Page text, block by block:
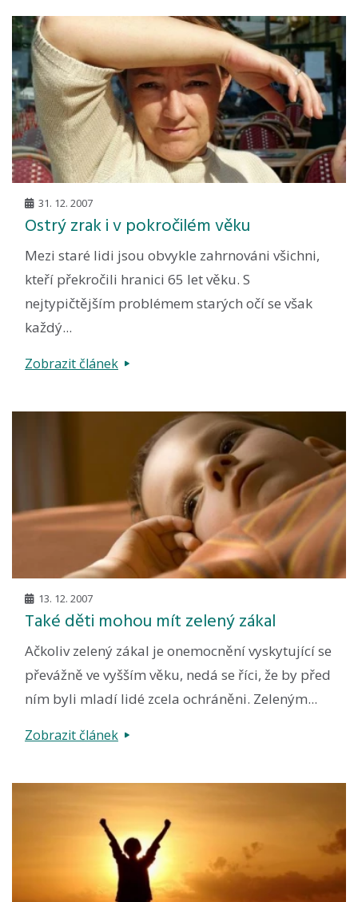
31. 12. 2007
Ostrý zrak i v pokročilém věku
Mezi staré lidi jsou obvykle zahrnováni všichni,
kteří překročili hranici 65 let věku. S
nejtypičtějším problémem starých očí se však
každý...
Zobrazit článek
13. 12. 2007
Také děti mohou mít zelený zákal
Ačkoliv zelený zákal je onemocnění vyskytující se
převážně ve vyšším věku, nedá se říci, že by před
ním byli mladí lidé zcela ochráněni. Zeleným...
Zobrazit článek